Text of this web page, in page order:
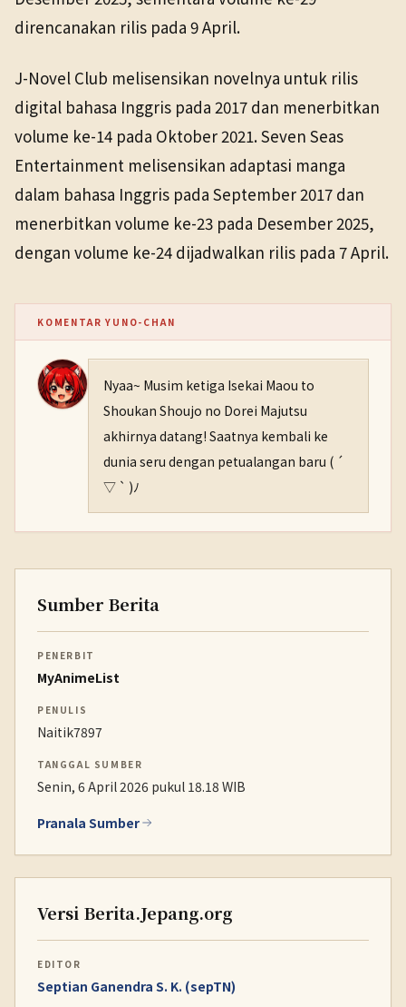
direncanakan rilis pada 9 April.
J-Novel Club melisensikan novelnya untuk rilis
digital bahasa Inggris pada 2017 dan menerbitkan
volume ke-14 pada Oktober 2021. Seven Seas
Entertainment melisensikan adaptasi manga
dalam bahasa Inggris pada September 2017 dan
menerbitkan volume ke-23 pada Desember 2025,
dengan volume ke-24 dijadwalkan rilis pada 7 April.
KOMENTAR YUNO-CHAN
Nyaa~ Musim ketiga Isekai Maou to
Shoukan Shoujo no Dorei Majutsu
akhirnya datang! Saatnya kembali ke
dunia seru dengan petualangan baru ( ´
▽ ` )ﾉ
Sumber Berita
PENERBIT
MyAnimeList
PENULIS
Naitik7897
TANGGAL SUMBER
Senin, 6 April 2026 pukul 18.18 WIB
Pranala Sumber
Versi Berita.Jepang.org
EDITOR
Septian Ganendra S. K. (sepTN)